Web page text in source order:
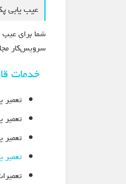
عیب یابی
شما برای
سرویس‌کار
خدمات
تعمیر
تعمیر
تعمیر
تعمیر